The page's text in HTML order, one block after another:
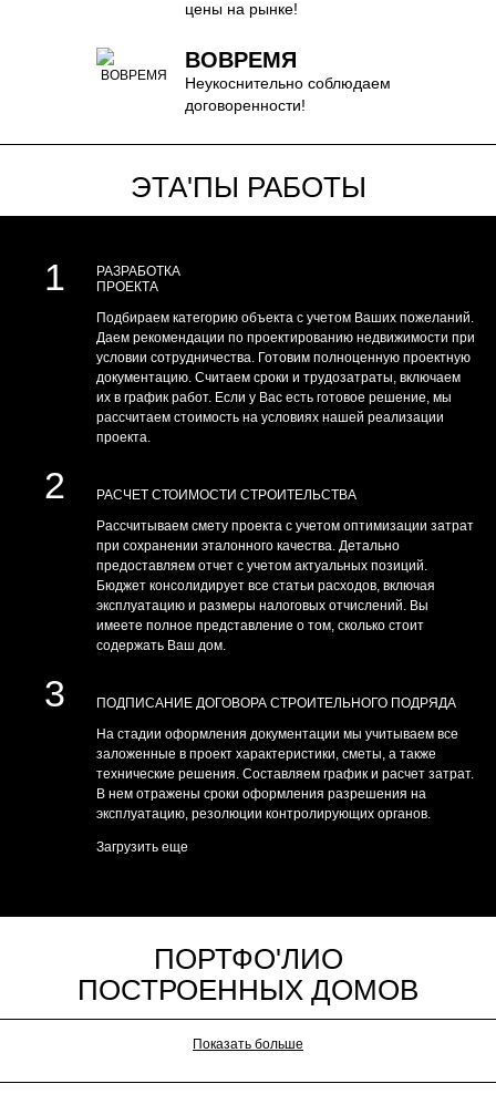
цены на рынке!
ВОВРЕМЯ
Неукоснительно соблюдаем
договоренности!
ЭТА'ПЫ РАБОТЫ
РАЗРАБОТКА
ПРОЕКТА
1
Подбираем категорию объекта с учетом Ваших пожеланий.
Даем рекомендации по проектированию недвижимости при
условии сотрудничества. Готовим полноценную проектную
документацию. Считаем сроки и трудозатраты, включаем
их в график работ. Если у Вас есть готовое решение, мы
рассчитаем стоимость на условиях нашей реализации
проекта.
РАСЧЕТ СТОИМОСТИ СТРОИТЕЛЬСТВА
2
Рассчитываем смету проекта с учетом оптимизации затрат
при сохранении эталонного качества. Детально
предоставляем отчет с учетом актуальных позиций.
Бюджет консолидирует все статьи расходов, включая
эксплуатацию и размеры налоговых отчислений. Вы
имеете полное представление о том, сколько стоит
содержать Ваш дом.
ПОДПИСАНИЕ ДОГОВОРА СТРОИТЕЛЬНОГО ПОДРЯДА
3
На стадии оформления документации мы учитываем все
заложенные в проект характеристики, сметы, а также
технические решения. Составляем график и расчет затрат.
В нем отражены сроки оформления разрешения на
эксплуатацию, резолюции контролирующих органов.
Загрузить еще
ПОРТФО'ЛИО
ПОСТРОЕННЫХ ДОМОВ
Показать больше